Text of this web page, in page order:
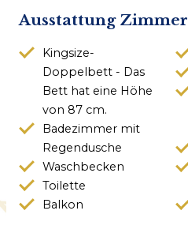
Ausstattung Zimmer
Kingsize-
Doppelbett - Das
Bett hat eine Höhe
von 87 cm.
Badezimmer mit
Regendusche
Waschbecken
Toilette
Balkon